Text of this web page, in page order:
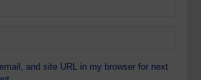
and site URL in my browser for next